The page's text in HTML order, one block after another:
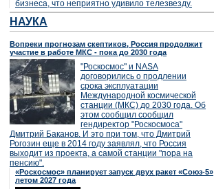
бизнеса, что неприятно удивило телезвезду.
НАУКА
Вопреки прогнозам скептиков, Россия продолжит
участие в работе МКС - пока до 2030 года
"Роскосмос" и NASA
договорились о продлении
срока эксплуатации
Международной космической
станции (МКС) до 2030 года. Об
этом сообщил сообщил
гендиректор "Роскосмоса"
Дмитрий Баканов. И это при том, что Дмитрий
Рогозин еще в 2014 году заявлял, что Россия
выходит из проекта, а самой станции "пора на
пенсию".
«Роскосмос» планирует запуск двух ракет «Союз-5»
летом 2027 года